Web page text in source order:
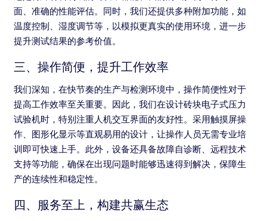
面、准确的性能评估。同时，我们还提供多种附加功能，如
温度控制、湿度调节等，以模拟更真实的使用环境，进一步
提升测试结果的参考价值。
三、操作简便，提升工作效率
我们深知，在快节奏的生产与检测环境中，操作简便性对于
提高工作效率至关重要。因此，我们在设计砖块电子式压力
试验机时，特别注重人机交互界面的友好性。采用触摸屏操
作、图形化显示等直观易用的设计，让操作人员无需专业培
训即可快速上手。此外，设备还具备故障自诊断、远程技术
支持等功能，确保在出现问题时能够迅速得到解决，保障生
产的连续性和稳定性。
四、服务至上，构建共赢生态